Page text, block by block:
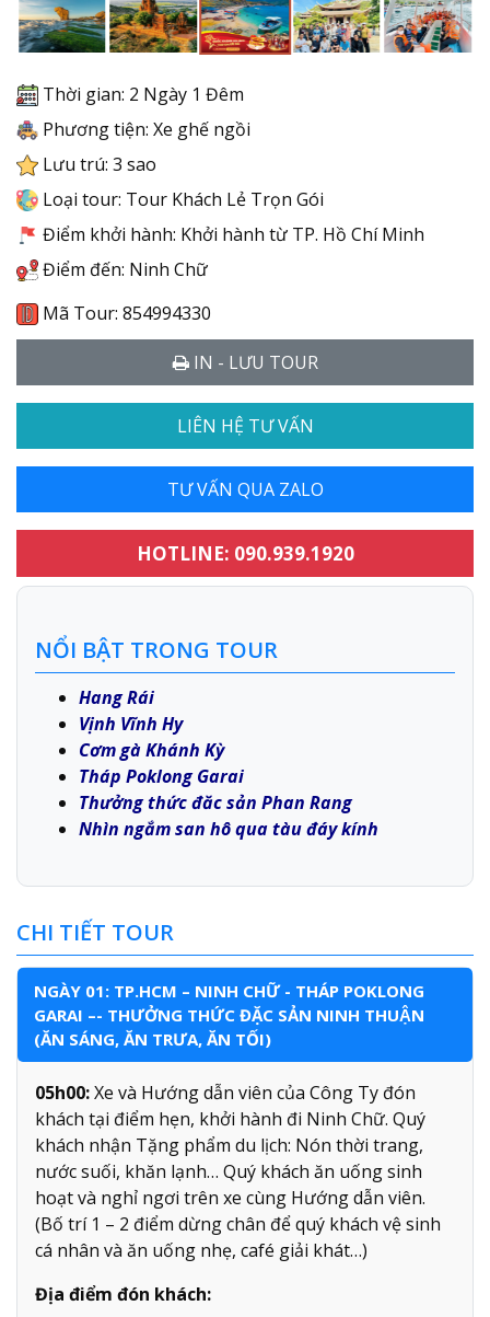
Thời gian: 2 Ngày 1 Đêm
Phương tiện: Xe ghế ngồi
Lưu trú: 3 sao
Loại tour: Tour Khách Lẻ Trọn Gói
Điểm khởi hành: Khởi hành từ TP. Hồ Chí Minh
Điểm đến: Ninh Chữ
Mã Tour: 854994330
IN - LƯU TOUR
LIÊN HỆ TƯ VẤN
TƯ VẤN QUA ZALO
HOTLINE: 090.939.1920
NỔI BẬT TRONG TOUR
Hang Rái
Vịnh Vĩnh Hy
Cơm gà Khánh Kỳ
Tháp Poklong Garai
Thưởng thức đăc sản Phan Rang
Nhìn ngắm san hô qua tàu đáy kính
CHI TIẾT TOUR
NGÀY 01: TP.HCM – NINH CHỮ - THÁP POKLONG
GARAI –- THƯỞNG THỨC ĐẶC SẢN NINH THUẬN
(ĂN SÁNG, ĂN TRƯA, ĂN TỐI)
05h00:Xe và Hướng dẫn viên của Công Ty đón
khách tại điểm hẹn, khởi hành đi Ninh Chữ. Quý
khách nhận Tặng phẩm du lịch: Nón thời trang,
nước suối, khăn lạnh… Quý khách ăn uống sinh
hoạt và nghỉ ngơi trên xe cùng Hướng dẫn viên.
(Bố trí 1 – 2 điểm dừng chân để quý khách vệ sinh
cá nhân và ăn uống nhẹ, café giải khát…)
Địa điểm đón khách: